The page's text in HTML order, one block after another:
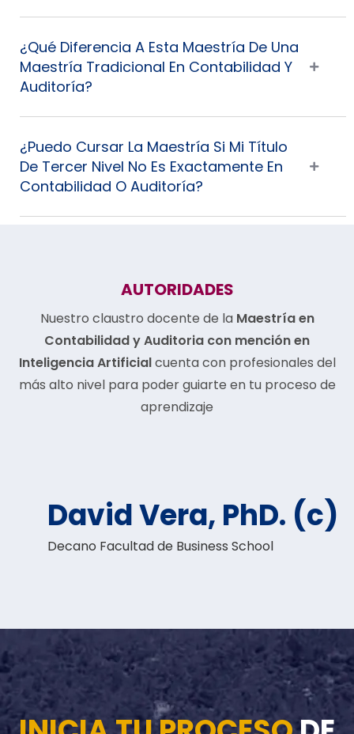
¿Qué Diferencia A Esta Maestría De Una
Maestría Tradicional En Contabilidad Y
Auditoría?
¿Puedo Cursar La Maestría Si Mi Título
De Tercer Nivel No Es Exactamente En
Contabilidad O Auditoría?
AUTORIDADES
Nuestro claustro docente de la Maestría en
Contabilidad y Auditoria con mención en
Inteligencia Artificialcuenta con profesionales del
más alto nivel para poder guiarte en tu proceso de
aprendizaje
David Vera, PhD. (c)
Decano Facultad de Business School